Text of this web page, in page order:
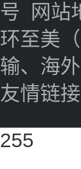
号
网站
环至美
输、海
友情链接
255